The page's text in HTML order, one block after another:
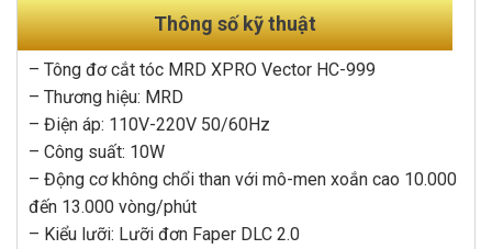
Thông số kỹ thuật
– Tông đơ cắt tóc MRD XPRO Vector HC-999
– Thương hiệu: MRD
– Điện áp: 110V-220V 50/60Hz
– Công suất: 10W
– Động cơ không chổi than với mô-men xoắn cao 10.000
đến 13.000 vòng/phút
– Kiểu lưỡi: Lưỡi đơn Faper DLC 2.0